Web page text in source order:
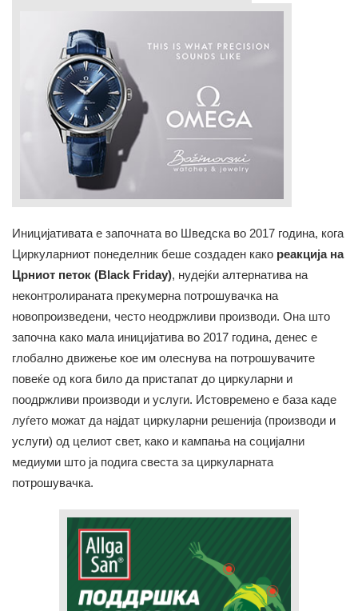
Иницијативата е започната во Шведска во 2017 година, кога
Циркуларниот понеделник беше создаден како реакција на
Црниот петок (Black Friday), нудејќи алтернатива на
неконтролираната прекумерна потрошувачка на
новопроизведени, често неодржливи производи. Она што
започна како мала иницијатива во 2017 година, денес е
глобално движење кое им олеснува на потрошувачите
повеќе од кога било да пристапат до циркуларни и
поодржливи производи и услуги. Истовремено е база каде
луѓето можат да најдат циркуларни решенија (производи и
услуги) од целиот свет, како и кампања на социјални
медиуми што ја подига свеста за циркуларната
потрошувачка.